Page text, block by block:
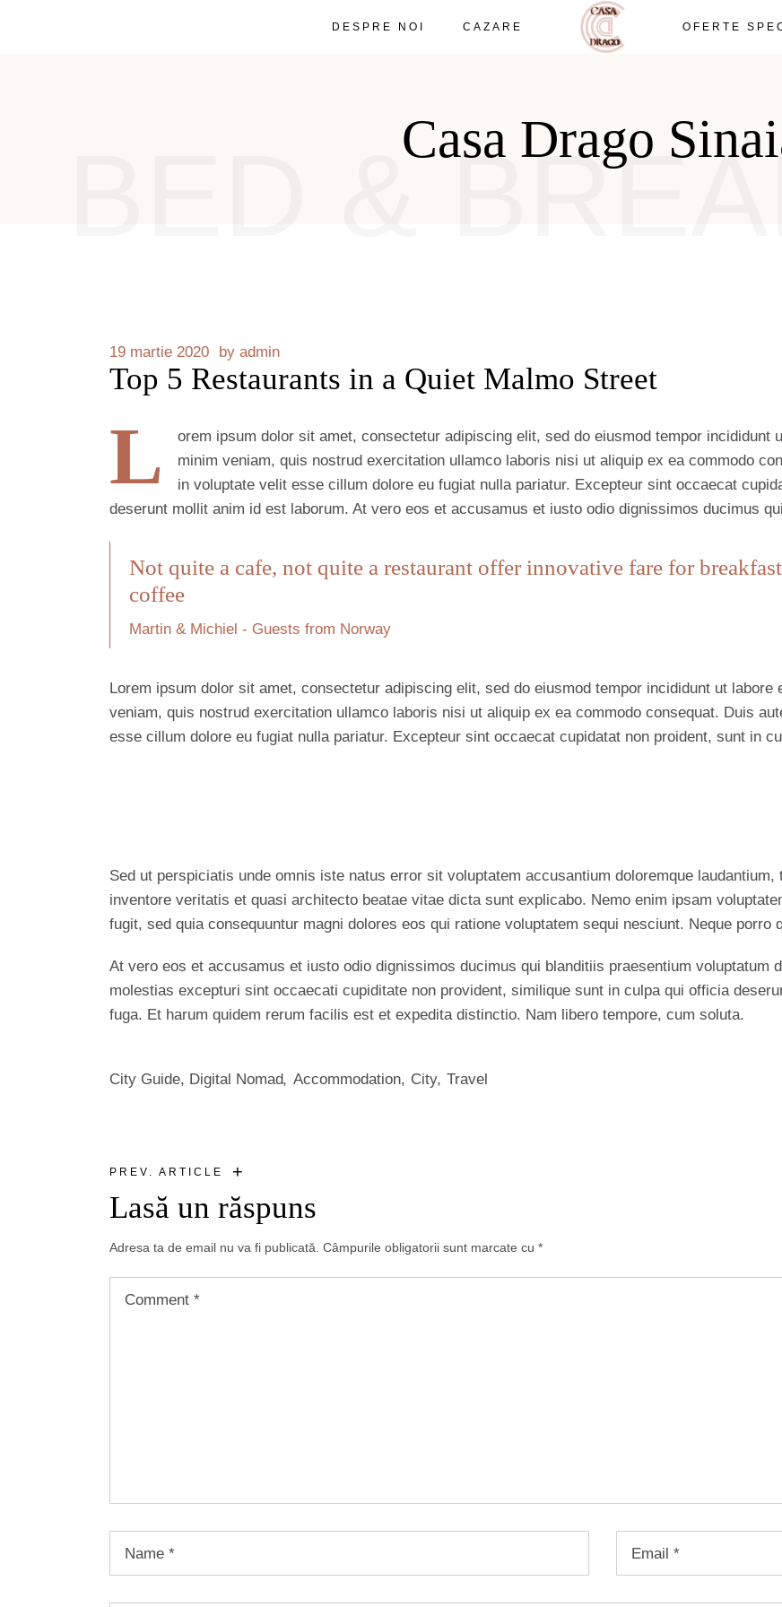
DESPRE NOI CAZARE OFERTE
CAZARE CASADRAGO
Casa Drago
BED &
19 martie 2020 by admin
Top 5 Restaurants in a Quiet Malmo Street
L
orem ipsum dolor sit amet, consectetur adipiscing elit, sed do eiusmod tempor incididunt
minim veniam, quis nostrud exercitation ullamco laboris nisi ut aliquip ex ea commodo
in voluptate velit esse cillum dolore eu fugiat nulla pariatur. Excepteur sint occaecat
deserunt mollit anim id est laborum. At vero eos et accusamus et iusto odio dignissimos ducimus
Not quite a cafe, not quite a restaurant offer innovative fare for
coffee
Martin & Michiel - Guests from Norway
Lorem ipsum dolor sit amet, consectetur adipiscing elit, sed do eiusmod tempor incididunt ut labore
veniam, quis nostrud exercitation ullamco laboris nisi ut aliquip ex ea commodo consequat. Duis
esse cillum dolore eu fugiat nulla pariatur. Excepteur sint occaecat cupidatat non proident, sunt in
Sed ut perspiciatis unde omnis iste natus error sit voluptatem accusantium doloremque
inventore veritatis et quasi architecto beatae vitae dicta sunt explicabo. Nemo enim ipsam
fugit, sed quia consequuntur magni dolores eos qui ratione voluptatem sequi nesciunt. Neque
At vero eos et accusamus et iusto odio dignissimos ducimus qui blanditiis praesentium voluptatum
molestias excepturi sint occaecati cupiditate non provident, similique sunt in culpa qui officia
fuga. Et harum quidem rerum facilis est et expedita distinctio. Nam libero tempore, cum soluta.
City Guide, Digital Nomad Accommodation City Travel
PREV. ARTICLE +
Lasă un răspuns
Adresa ta de email nu va fi publicată. Câmpurile obligatorii sunt marcate cu *